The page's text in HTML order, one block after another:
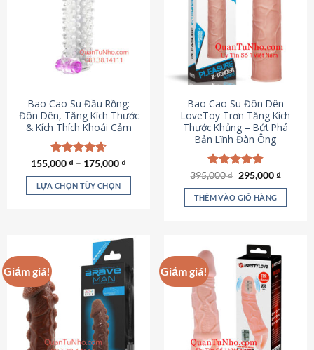
thể.
Các
tùy
chọn
có
chọn
trên
trang
sản
phẩm
Bao Cao Su Đầu Rồng:
Đôn Dên, Tăng Kích Thước
& Kích Thích Khoái Cảm
Được xếp
hạng4.69
5 sao
155,000₫ – 175,000₫
LỰA CHỌN TÙY CHỌN
nhiều
biến
thể.
Các
tùy
chọn
Bao Cao Su Đôn Dên
LoveToy Trơn Tăng Kích
Thước Khủng – Bứt Phá
Bản Lĩnh Đàn Ông
Được xếp
hạng4.82
5 sao
395,000₫ Giá
là:
395,000 ₫.
295,000₫Giá
tại
THÊM VÀO GIỎ HÀNG
Giảm giá! Giảm giá!